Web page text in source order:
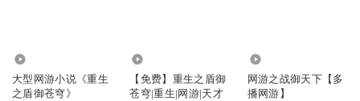
大型网游小说《重生
之盾御苍穹》
【免费】重生之盾御
苍穹|重生|网游|天才
网游之战御天下【多
播网游】